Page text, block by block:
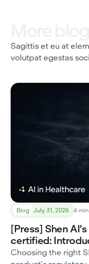
Sagittis et eu at
volutpat egestas
Blog July 31, 2026 4
[Press] Shen
certified:
Choosing the right